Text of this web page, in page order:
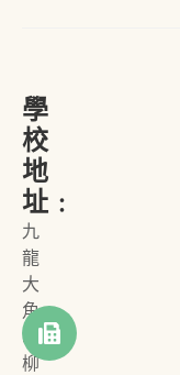
學
校
地
址﹕
九
龍
大
角
咀
柳